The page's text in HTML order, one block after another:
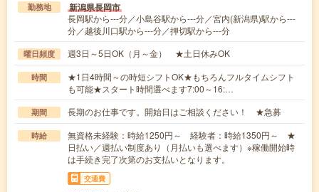
勤務地 新潟県長岡市
長岡駅から---分／小島谷駅から---分／宮内(新潟県)駅から---
分／越後川口駅から---分／押切駅から---分
曜日頻度 週3日～5日OK（月～金） ★土日休みOK
時間
★1日4時間～の時短シフトOK★もちろんフルタイムシフト
も可能★スタート時間選べます7:00～16:…
期間 長期のお仕事です。開始日はご相談ください！ ★急募
時給
無資格未経験：時給1250円～ 経験者：時給1350円～ ★
日払い／週払い制度あり（月払いも選べます）※稼働開始時
は手続き完了次第のお支払いとなります。
交通費